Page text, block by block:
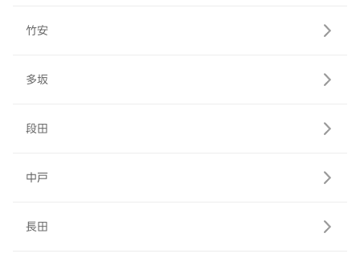
竹安
多坂
段田
中戸
長田